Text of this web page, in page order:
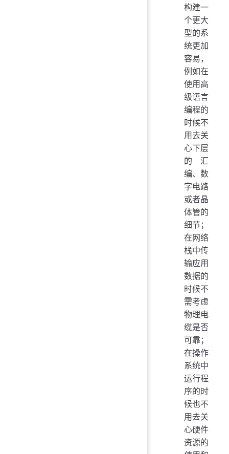
构建一
个更大
型的系
统更加
容易，
例如在
使用高
级语言
编程的
时候不
用去关
心下层
的汇
编、数
字电路
或者晶
体管的
细节；
在网络
栈中传
输应用
数据的
时候不
需考虑
物理电
缆是否
可靠；
在操作
系统中
运行程
序的时
候也不
用去关
心硬件
资源的